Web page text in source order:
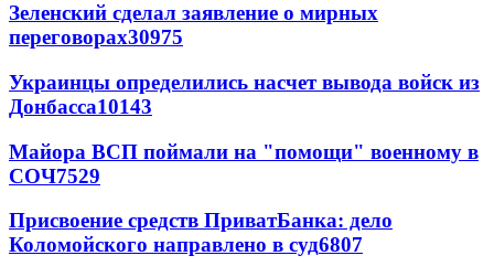
Зеленский сделал заявление о мирных
переговорах30975
Украинцы определились насчет вывода войск из
Донбасса10143
Майора ВСП поймали на "помощи" военному в
СОЧ7529
Присвоение средств ПриватБанка: дело
Коломойского направлено в суд6807